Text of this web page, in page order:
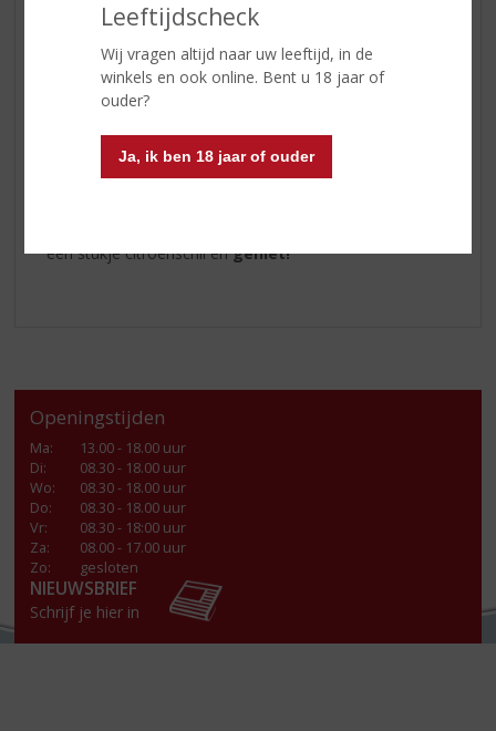
Leeftijdscheck
Wij vragen altijd naar uw leeftijd, in de
winkels en ook online. Bent u 18 jaar of
ouder?
Ja, ik ben 18 jaar of ouder
Vul voor eenTrue English G&Teen longdrink glas met ijs.
een stukje citroenschil engeniet!
Openingstijden
Ma:
13.00 - 18.00 uur
Di:
08.30 - 18.00 uur
Wo:
08.30 - 18.00 uur
Do:
08.30 - 18.00 uur
Vr:
08.30 - 18:00 uur
Za:
08.00 - 17.00 uur
Zo:
gesloten
NIEUWSBRIEF
Schrijf je hier in